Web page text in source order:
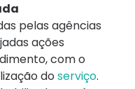
pelas agências
ações
com o
do serviço.